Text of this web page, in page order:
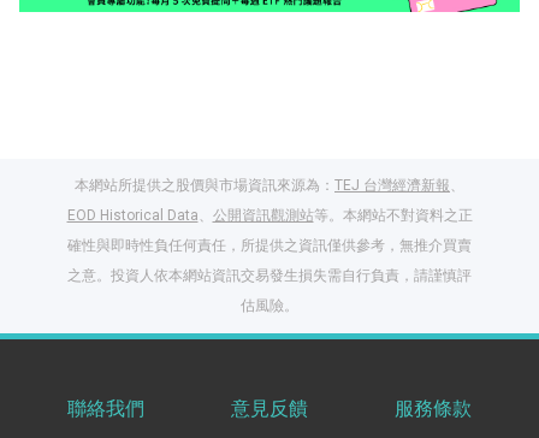
本網站所提供之股價與市場資訊來源為： TEJ 台灣經濟新報、
EOD Historical Data、 公開資訊觀測站等。本網站不對資料之正
確性與即時性負任何責任，所提供之資訊僅供參考，無推介買賣
之意。投資人依本網站資訊交易發生損失需自行負責，請謹慎評
估風險。
聯絡我們 意見反饋 服務條款